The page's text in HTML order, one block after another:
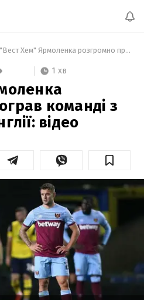
"Вест Хем" Ярмоленка розгромно програв команді з Першої ліги Англії: відео
1 хв
команді з
відео